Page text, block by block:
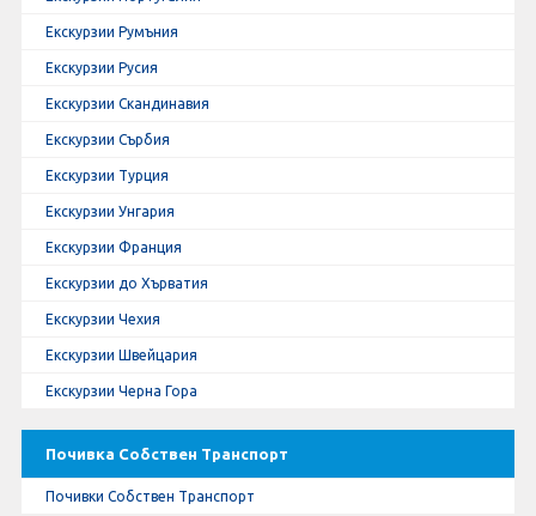
Екскурзии Румъния
Екскурзии Русия
Екскурзии Скандинавия
Екскурзии Сърбия
Екскурзии Турция
Екскурзии Унгария
Екскурзии Франция
Екскурзии до Хърватия
Екскурзии Чехия
Екскурзии Швейцария
Екскурзии Черна Гора
Почивка Собствен Транспорт
Почивки Собствен Транспорт